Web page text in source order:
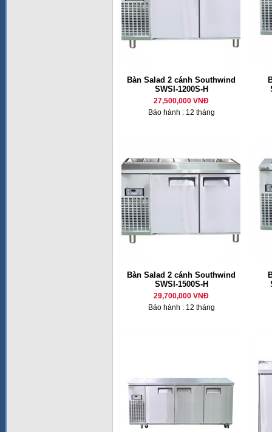
Bàn Salad 2 cánh Southwind
SWSI-1200S-H
27,500,000 VNĐ
Bảo hành : 12 tháng
Bàn Salad 2 cánh Southwind
SWSI-1500S-H
29,700,000 VNĐ
Bảo hành : 12 tháng